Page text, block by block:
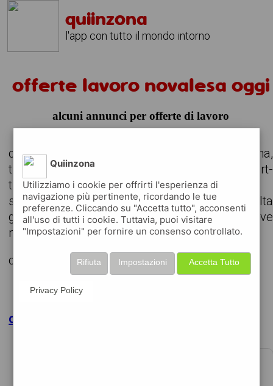
quiinzona
l'app con tutto il mondo intorno
offerte lavoro novalesa oggi
alcuni annunci per offerte di lavoro
consulta le offerte di lavoro attive nella zona,
trova il lavoro che stavi cercando, anche part-
time o da svolgere in remoto
scarica gratuitamente l'app e consulta
giornalmente gli annunci delle aziende attive
nella tua zona
cerchiamo
clicca per maggiori dettagli
Quiinzona
Utilizziamo i cookie per offrirti l'esperienza di
navigazione più pertinente, ricordando le tue
preferenze. Cliccando su "Accetta tutto", acconsenti
all'uso di tutti i cookie. Tuttavia, puoi visitare
"Impostazioni" per fornire un consenso controllato.
Accetta Tutto
Impostazioni
Rifiuta
Privacy Policy